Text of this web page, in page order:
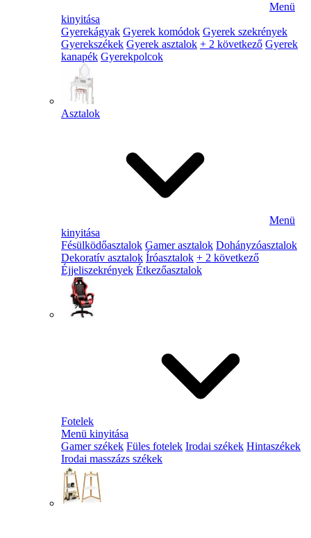
Menü
kinyitása
Gyerekágyak Gyerek komódok Gyerek szekrények
Gyerekszékek Gyerek asztalok + 2 következő Gyerek
kanapék Gyerekpolcok
Asztalok
Menü
kinyitása
Fésülködőasztalok Gamer asztalok Dohányzóasztalok
Dekoratív asztalok Íróasztalok + 2 következő
Éjjeliszekrények Étkezőasztalok
Fotelek
Menü kinyitása
Gamer székek Füles fotelek Irodai székek Hintaszékek
Irodai masszázs székek